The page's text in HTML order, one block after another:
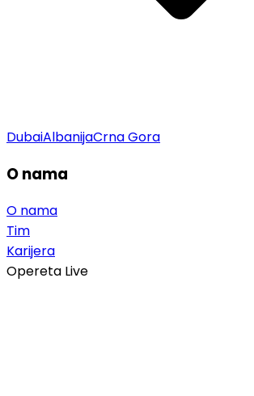
DubaiAlbanijaCrna Gora
O nama
O nama
Tim
Karijera
Opereta Live